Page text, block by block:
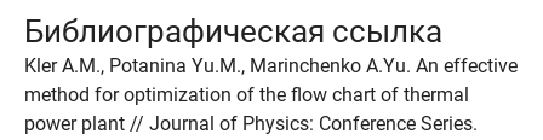
Библиографическая ссылка
Kler A.M., Potanina Yu.M., Marinchenko A.Yu. An effective
method for optimization of the flow chart of thermal
power plant // Journal of Physics: Conference Series.